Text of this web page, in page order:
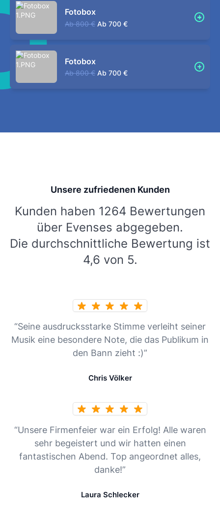
Fotobox
Ab 800 € Ab 700 €
Fotobox
Ab 800 € Ab 700 €
Unsere zufriedenen Kunden
Kunden haben 1264 Bewertungen
über Evenses abgegeben.
Die durchschnittliche Bewertung ist
4,6 von 5.
“Seine ausdrucksstarke Stimme verleiht seiner
Musik eine besondere Note, die das Publikum in
den Bann zieht :)”
Chris Völker
“Unsere Firmenfeier war ein Erfolg! Alle waren
sehr begeistert und wir hatten einen
fantastischen Abend. Top angeordnet alles,
danke!”
Laura Schlecker